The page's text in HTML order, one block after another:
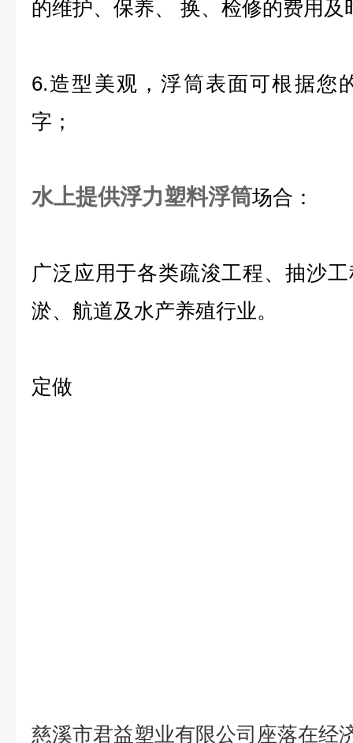
的维护、保养、 换、检修的费用及
6.造型美观，浮筒表面可根据您
字；
水上提供浮力塑料浮筒场合：
广泛应用于各类疏浚工程、抽沙
淤、航道及水产养殖行业。
定做
慈溪市君益塑业有限公司座落在经